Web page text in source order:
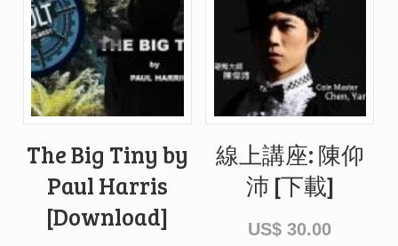
The Big Tiny by
Paul Harris
[Download]
線上講座: 陳仰
沛 [下載]
US$ 30.00